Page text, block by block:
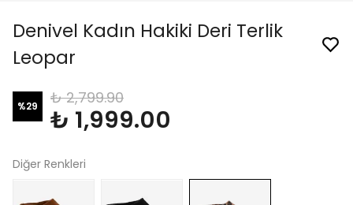
Denivel Kadın Hakiki Deri Terlik
Leopar
%29 ₺ 2,799.90
₺ 1,999.00
Diğer Renkleri